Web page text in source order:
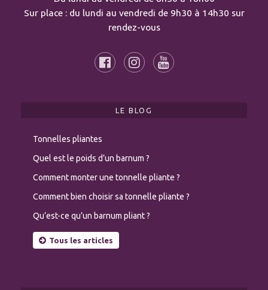
Sur place : du lundi au vendredi de 9h30 à 14h30 sur
rendez-vous
LE BLOG
Tonnelles pliantes
Quel est le poids d’un barnum ?
Comment monter une tonnelle pliante ?
Comment bien choisir sa tonnelle pliante ?
Qu’est-ce qu’un barnum pliant ?
Tous les articles